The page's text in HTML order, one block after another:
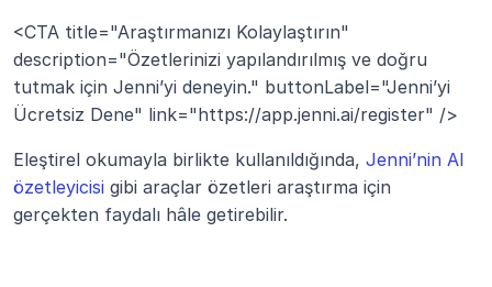
<CTA title="Araştırmanızı Kolaylaştırın"
description="Özetlerinizi yapılandırılmış ve doğru
tutmak için Jenni’yi deneyin." buttonLabel="Jenni’yi
Ücretsiz Dene" link="https://app.jenni.ai/register" />
Eleştirel okumayla birlikte kullanıldığında, Jenni’nin AI
özetleyicisi gibi araçlar özetleri araştırma için
gerçekten faydalı hâle getirebilir.